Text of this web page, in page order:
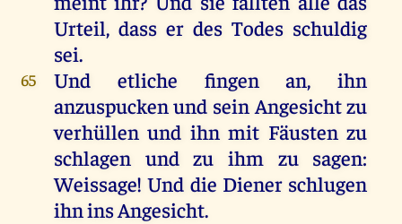
Urteil, dass er des Todes schuldig
sei.
65 Und etliche fingen an,ihn
anzuspuckenund sein Angesichtzu
verhüllenund ihn mit Fäusten zu
schlagen und zu ihm zu sagen:
Weissage!Und die Diener schlugen
ihninsAngesicht.